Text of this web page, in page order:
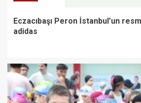
Eczacıbaşı Peron İstanbul’un
adidas